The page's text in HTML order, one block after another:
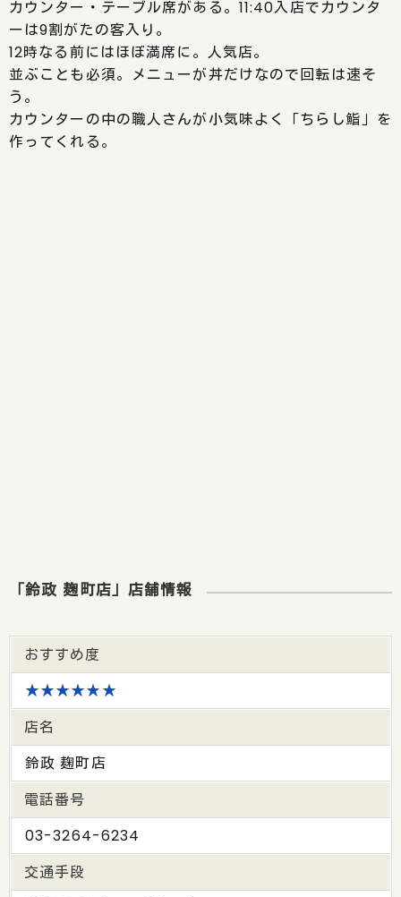
カウンター・テーブル席がある。11:40入店でカウンタ
ーは9割がたの客入り。
12時なる前にはほぼ満席に。人気店。
並ぶことも必須。メニューが丼だけなので回転は速そ
う。
カウンターの中の職人さんが小気味よく「ちらし鮨」を
作ってくれる。
「鈴政 麹町店」店舗情報
おすすめ度
★★★★★★
店名
鈴政 麹町店
電話番号
03-3264-6234
交通手段